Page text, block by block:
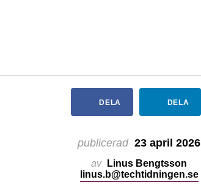
DELA DELA
publicerad 23 april 2026
av
Linus Bengtsson
linus.b@techtidningen.se